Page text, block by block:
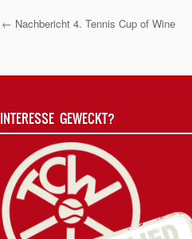
← Nachbericht 4. Tennis Cup of Wine
INTERESSE GEWECKT?